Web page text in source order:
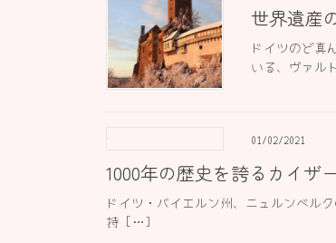
世界遺産
ドイツのど真
いる、ヴァ
01/02/2021
1000年の歴史を誇るカイザ
ドイツ・バイエルン州、ニュルンベル
持 […]